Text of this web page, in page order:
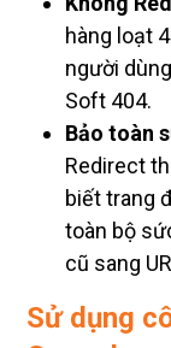
hàng loạt
người
Soft 404.
Bảo toàn
Redirect
biết trang
toàn bộ
cũ sang
Console